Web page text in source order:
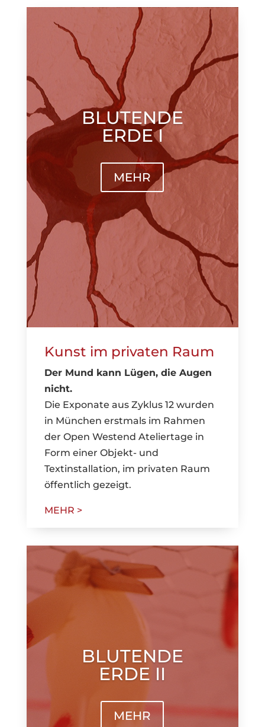
BLUTENDE
ERDE I
MEHR
Kunst im privaten Raum
Der Mund kann Lügen, die Augen
nicht.
Die Exponate aus Zyklus 12 wurden
in München erstmals im Rahmen
der Open Westend Ateliertage in
Form einer Objekt- und
Textinstallation, im privaten Raum
öffentlich gezeigt.
MEHR >
BLUTENDE
ERDE II
MEHR